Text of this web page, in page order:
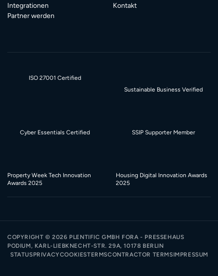
Integrationen
Partner werden
Kontakt
ISO 27001 Certified
Sustainable Business Verified
Cyber Essentials Certified SSIP Supporter Member
Property Week Tech Innovation
Awards 2025
Housing Digital Innovation Awards
2025
COPYRIGHT ©2026 PLENTIFIC GMBH FORA - PRESSEHAUS
PODIUM, KARL-LIEBKNECHT-STR. 29A, 10178 BERLIN
STATUSPRIVACYCOOKIESTERMSCONTRACTOR TERMSIMPRESSUM